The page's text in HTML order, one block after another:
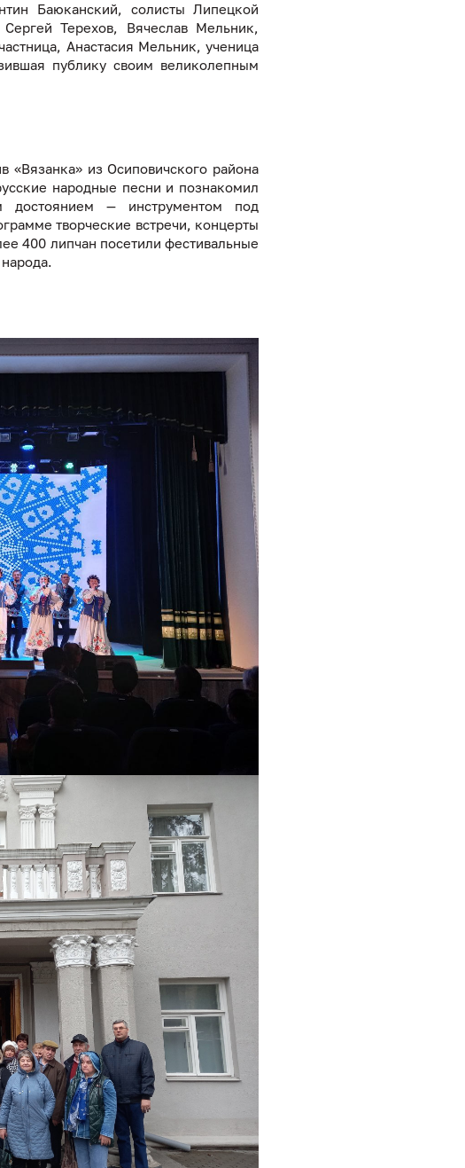
Баюканский, солисты Липецкой
Терехов, Вячеслав Мельник,
Анастасия Мельник, ученица
публику своим великолепным
«Вязанка» из Осиповичского района
народные песни и познакомил
достоянием — инструментом под
творческие встречи, концерты
400 липчан посетили фестивальные